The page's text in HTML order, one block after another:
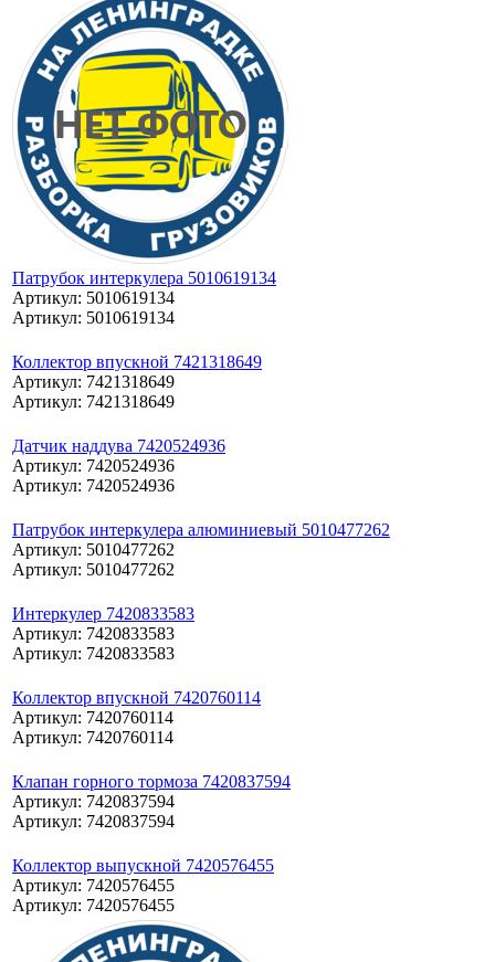
Патрубок интеркулера 5010619134
Артикул: 5010619134
Артикул: 5010619134
Коллектор впускной 7421318649
Артикул: 7421318649
Артикул: 7421318649
Датчик наддува 7420524936
Артикул: 7420524936
Артикул: 7420524936
Патрубок интеркулера алюминиевый 5010477262
Артикул: 5010477262
Артикул: 5010477262
Интеркулер 7420833583
Артикул: 7420833583
Артикул: 7420833583
Коллектор впускной 7420760114
Артикул: 7420760114
Артикул: 7420760114
Клапан горного тормоза 7420837594
Артикул: 7420837594
Артикул: 7420837594
Коллектор выпускной 7420576455
Артикул: 7420576455
Артикул: 7420576455